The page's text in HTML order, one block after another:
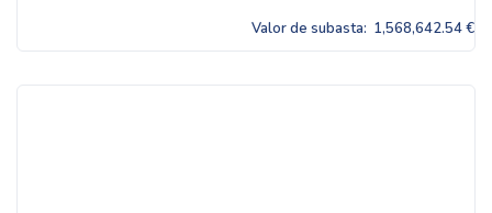
Valor de subasta: 1,568,642.54 €